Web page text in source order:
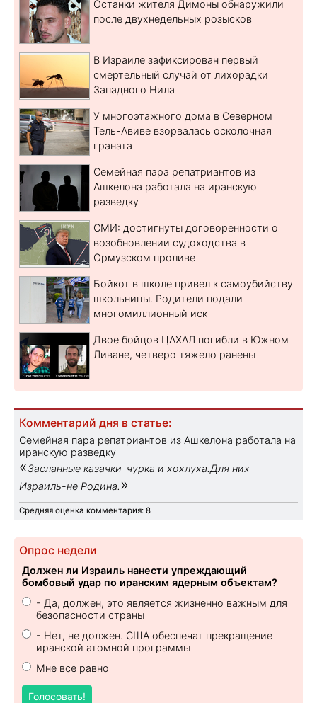
Останки жителя Димоны обнаружили
после двухнедельных розысков
В Израиле зафиксирован первый
смертельный случай от лихорадки
Западного Нила
У многоэтажного дома в Северном
Тель-Авиве взорвалась осколочная
граната
Семейная пара репатриантов из
Ашкелона работала на иранскую
разведку
СМИ: достигнуты договоренности о
возобновлении судоходства в
Ормузском проливе
Бойкот в школе привел к самоубийству
школьницы. Родители подали
многомиллионный иск
Двое бойцов ЦАХАЛ погибли в Южном
Ливане, четверо тяжело ранены
Комментарий дня в статье:
Семейная пара репатриантов из Ашкелона работала на
иранскую разведку
«Засланные казачки-чурка и хохлуха.Для них
Израиль-не Родина. »
Средняя оценка комментария: 8
Опрос недели
Должен ли Израиль нанести упреждающий
бомбовый удар по иранским ядерным объектам?
- Да, должен, это является жизненно важным для
безопасности страны
- Нет, не должен. США обеспечат прекращение
иранской атомной программы
Мне все равно
Голосовать!